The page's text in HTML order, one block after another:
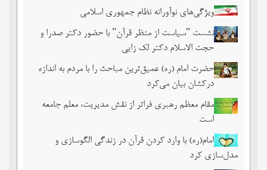
ویژگی‌های نوآورانه نظام جمهوری اسلامی
نشست‏ "سیاست از منظر قرآن" با حضور دکتر صدرا و
حجت الاسلام دکتر لک زایی
حضرت امام (ره) عمیق‌ترین مباحث را با مردم به اندازه
درکشان بیان می‌کرد
مقام معظم رهبری فراتر از نقش مدیریت، معلم جامعه
است
امام(ره) با وارد کردن قرآن در زندگی الگوسازی و
مدل‌سازی کرد